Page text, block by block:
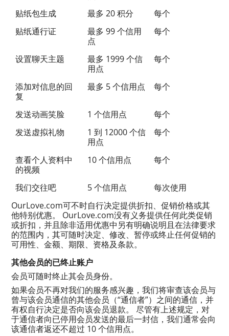
贴纸包生成 最多 20 积分
每个
贴纸通行证
最多 99 个信用
点
每个
设置聊天主题
最多 1999 个信
用点
每个
添加对信息的回
复
最多 5 个信用点 每个
发送动画笑脸 1 个信用点
每个
发送虚拟礼物
1 到 12000 个信
用点
每个
查看个人资料中
的视频
10 个信用点 每个
我们交往吧 5 个信用点
每次使用
OurLove.com可不时自行决定提供折扣、促销价格或其
他特别优惠。 OurLove.com没有义务提供任何此类促销
或折扣，并且除非适用优惠中另有明确说明且在法律要求
的范围内，其可随时决定、修改、暂停或终止任何促销的
可用性、金额、期限、资格及条款。
其他会员的已终止账户
会员可随时终止其会员身份。
如果会员不再对我们的服务感兴趣，我们将审查该会员与
曾与该会员通信的其他会员（“通信者”）之间的通信，并
有权自行决定是否向该会员退款。 尽管有上述规定，对
于通信者向已停用会员发送的最后一封信，我们通常会向
该通信者返还不超过 10 个信用点。